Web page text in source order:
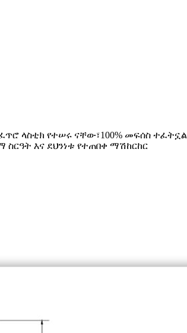
ላስቲክ የተሠሩ ናቸው፣100% መፍሰስ ተፈትኗል
ስርዓት እና ደህንነቱ የተጠበቀ ማሽከርከር